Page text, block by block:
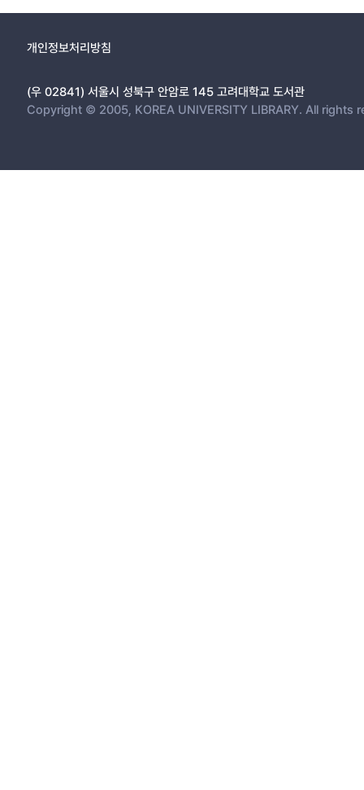
개인정보처리방침
(우 02841) 서울시 성북구 안암로 145 고려대학교 도서관
Copyright © 2005, KOREA UNIVERSITY LIBRARY. All rights